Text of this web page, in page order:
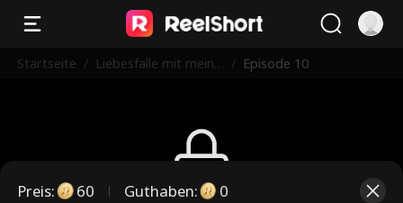
Startseite / Liebesfalle mit meine
/ Episode 10
Preis: 60 Guthaben: 0